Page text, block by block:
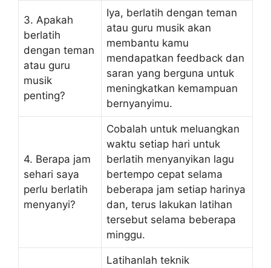
3. Apakah
berlatih
dengan teman
atau guru
musik
penting?
Iya, berlatih dengan teman
atau guru musik akan
membantu kamu
mendapatkan feedback dan
saran yang berguna untuk
meningkatkan kemampuan
bernyanyimu.
4. Berapa jam
sehari saya
perlu berlatih
menyanyi?
Cobalah untuk meluangkan
waktu setiap hari untuk
berlatih menyanyikan lagu
bertempo cepat selama
beberapa jam setiap harinya
dan, terus lakukan latihan
tersebut selama beberapa
minggu.
Latihanlah teknik